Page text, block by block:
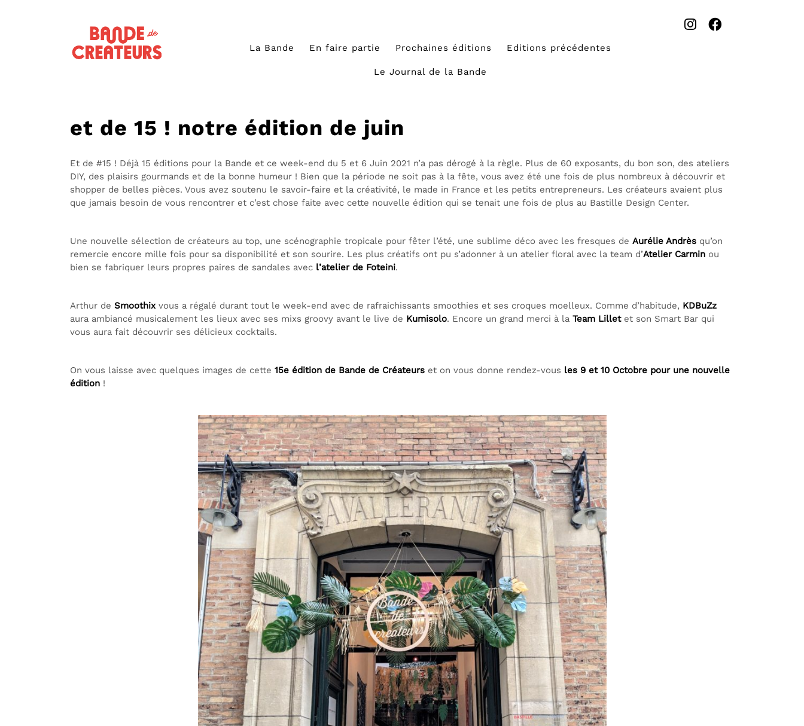
La Bande En faire partie Prochaines éditions Editions précédentes
Le Journal de la Bande
et de 15 ! notre édition de juin
Et de #15 ! Déjà 15 éditions pour la Bande et ce week-end du 5 et 6 Juin 2021 n’a pas dérogé à la règle. Plus de 60 exposants, du bon son, des ateliers
DIY, des plaisirs gourmands et de la bonne humeur ! Bien que la période ne soit pas à la fête, vous avez été une fois de plus nombreux à découvrir et
shopper de belles pièces. Vous avez soutenu le savoir-faire et la créativité, le made in France et les petits entrepreneurs. Les créateurs avaient plus
que jamais besoin de vous rencontrer et c’est chose faite avec cette nouvelle édition qui se tenait une fois de plus au Bastille Design Center.
Une nouvelle sélection de créateurs au top, une scénographie tropicale pour fêter l’été, une sublime déco avec les fresques de Aurélie Andrès qu’on
remercie encore mille fois pour sa disponibilité et son sourire. Les plus créatifs ont pu s’adonner à un atelier floral avec la team d’Atelier Carmin ou
bien se fabriquer leurs propres paires de sandales avec l’atelier de Foteini.
Arthur de Smoothixvous a régalé durant tout le week-end avec de rafraichissants smoothies et ses croques moelleux. Comme d’habitude, KDBuZz
aura ambiancé musicalement les lieux avec ses mixs groovy avant le live de Kumisolo. Encore un grand merci à la Team Lilletet son Smart Bar qui
vous aura fait découvrir ses délicieux cocktails.
On vous laisse avec quelques images de cette 15e édition de Bande de Créateurs et on vous donne rendez-vous les 9 et 10 Octobre pour une nouvelle
édition !